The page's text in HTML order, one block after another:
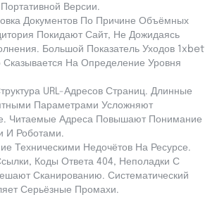
Версии.
Документов По Причине Объёмных
Покидают Сайт, Не Дожидаясь
Большой Показатель Уходов 1xbet
Сказывается На Определение Уровня
URL-Адресов Страниц. Длинные
Параметрами Усложняют
Читаемые Адреса Повышают Понимание
И Роботами.
Техническими Недочётов На Ресурсе.
Коды Ответа 404, Неполадки С
Сканированию. Систематический
Серьёзные Промахи.